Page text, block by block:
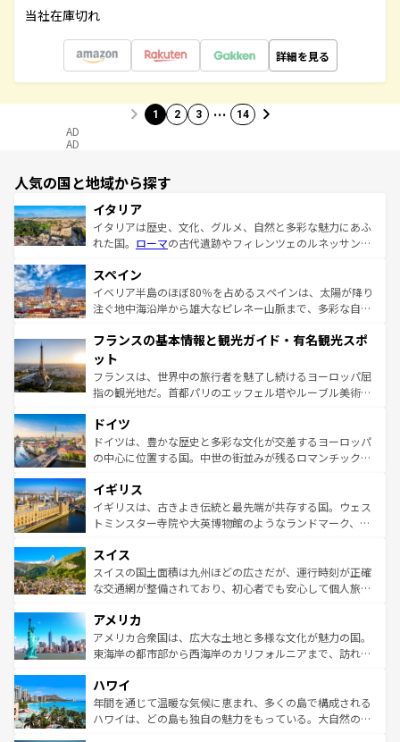
当社在庫切れ
詳細を見る
1 2 3 … 14
AD
AD
人気の国と地域から探す
イタリア
イタリアは歴史、文化、グルメ、自然と多彩な魅力にあふ
れた国。 ローマの古代遺跡やフィレンツェのルネッサンス
ろん、トスカーナの美しい田園風景やアマルフィ海岸の絶
景など、自然景観も見逃せない。観光の合間には、本場の
ピザやパスタなど、絶品のイタリア料理を堪能することも
ませてくれるイタリアで、忘れられない旅をしてみよう！
なお、新着のイタリア情報は
しい。
スペイン
イベリア半島のほぼ80％を占めるスペインは、太陽が降り
注ぐ地中海沿岸から雄大なピレネー山脈まで、多彩な自然
文化が根付くこの国では、情熱的なフラメンコ、熱気あふ
れる闘牛、そして美味しいタパスが生活の一部となってい
る。首都マドリードの洗練された雰囲気や、バルセロナの
アートに溢れた街角から、地方では古代ローマ遺跡や中世
せる。地方によって風土や気候が異なるスペインはその個
性で訪れる人を魅了する。 なお、新着のスペイン情報は コ
ンテンツ一覧を参照してほしい。
フランスの基本情報と観光ガイド・有名観光スポ
ット
フランスは、世界中の旅行者を魅了し続けるヨーロッパ屈
指の観光地だ。首都パリのエッフェル塔やルーブル美術館
で、幅広い魅力が詰まっている。華麗な宮殿、歴史的な大
聖堂、美しいビーチ、そして豊かな自然が、訪れる者を心
から魅了する。また、フランスは美食の国としても知ら
いる。シャンパンの発祥地であるランス、プロヴァンスの
香り高いラベンダー畑など、多彩な楽しみ方が可能だ。さ
らに、パリ以外の地域にも魅力が溢れており、どの街角に
れる地方に足を運ぶとそれぞれで全く異なる文化を体験で
きるだろう。 なお、新着のフランス情報はコンテンツ一覧
を参照してほしい。
ドイツ
ドイツは、豊かな歴史と多彩な文化が交差するヨーロッパ
の中心に位置する国。中世の街並みが残るロマンチック街
顔を持つこの国は、どこを歩いても飽きることがない。ベ
ルリンの文化的活気、バイエルン州のアルプスの絶景、そ
してライン川沿いのワイン畑といった風景は必見。ビール
は、お酒好きな人にはぜひ体験してほしい。 なお、新着の
ドイツ情報はコンテンツ一覧を参照してほしい。
イギリス
イギリスは、古きよき伝統と最先端が共存する国。ウェス
トミンスター寺院や大英博物館のようなランドマーク、歴
リアごとに異なる魅力がある。また、優雅なアフタヌーン
ティー、ビール好きにはたまらない英国パブ、サッカー観
戦など、本場だからこそできる体験も豊富。イギリスを旅
ンツ一覧を参照してほしい。
スイス
スイスの国土面積は九州ほどの広さだが、運行時刻が正確
な交通網が整備されており、初心者でも安心して個人旅行
の建物がそのまま残る町や、スイスならではのユニークな
博物館もあり、アルプス観光だけでなく町歩きも満喫する
ことができる。国民の所得が高いため物価も高いが、旅行
ば市内交通費無料で観光を楽しむこともできる。 なお、新
着のスイス情報はコンテンツ一覧 を参照してほしい。
アメリカ
アメリカ合衆国は、広大な土地と多様な文化が魅力の国。
東海岸の都市部から西海岸のカリフォルニアまで、訪れる
のような巨大都市は、観光、ショッピング、エンターテイ
ンメントが詰まった刺激的なスポットだ。一方、アメリカ
西部には大自然が広がり、グランドキャニオンやイエロー
ハワイ
年間を通じて温暖な気候に恵まれ、多くの島で構成される
ハワイは、どの島も独自の魅力をもっている。大自然の神